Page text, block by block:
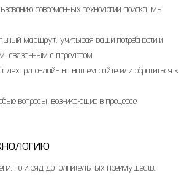
современных технологий поиска, мы
маршрут, учитывая ваши потребности и
связанным с перелетом.
онлайн на нашем сайте или обратиться к
вопросы, возникающие в процессе
но и ряд дополнительных преимуществ,